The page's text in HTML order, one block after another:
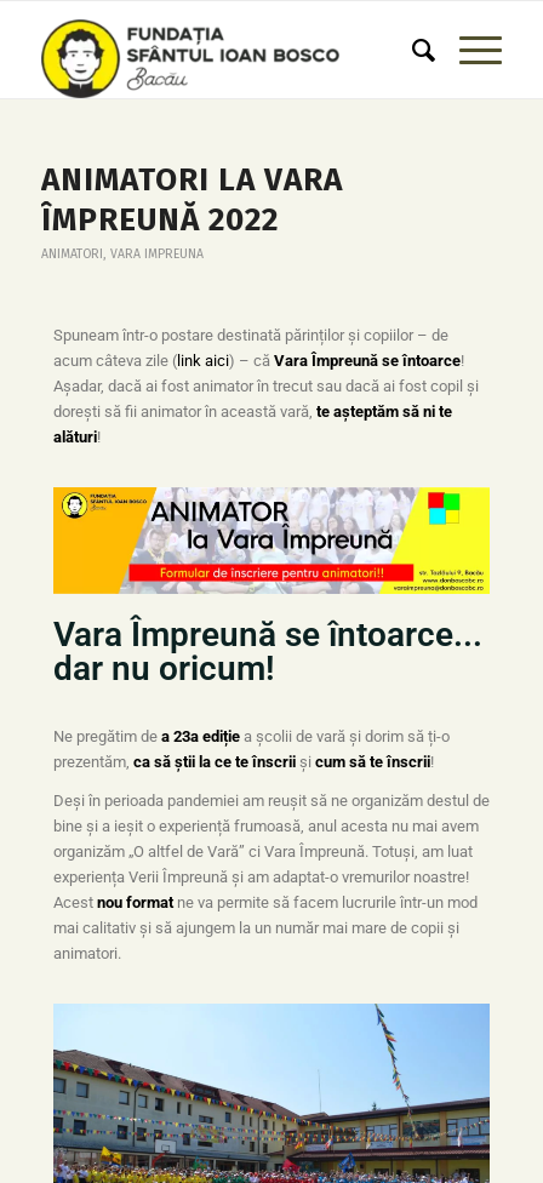
ANIMATORI LA VARA
ÎMPREUNĂ 2022
ANIMATORI, VARA IMPREUNA
Spuneam într-o postare destinată părinților și copiilor – de
acum câteva zile (link aici) – că Vara Împreună se întoarce!
Așadar, dacă ai fost animator în trecut sau dacă ai fost copil și
dorești să fii animator în această vară, te așteptăm să ni te
alături!
Vara Împreună se întoarce...
dar nu oricum!
Ne pregătim dea 23a edițiea școlii de vară și dorim să ți-o
prezentăm, ca să știi la ce te înscriiși cum să te înscrii!
Deși în perioada pandemiei am reușit să ne organizăm destul de
bine și a ieșit o experiență frumoasă, anul acesta nu mai avem
organizăm „O altfel de Vară” ci Vara Împreună. Totuși, am luat
experiența Verii Împreună și am adaptat-o vremurilor noastre!
Acestnou formatne va permite să facem lucrurile într-un mod
mai calitativ și să ajungem la un număr mai mare de copii și
animatori.